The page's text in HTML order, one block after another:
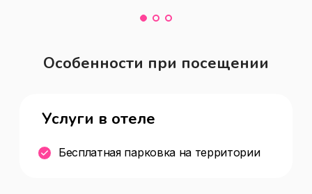
Особенности при посещении
Услуги в отеле
Бесплатная парковка на территории